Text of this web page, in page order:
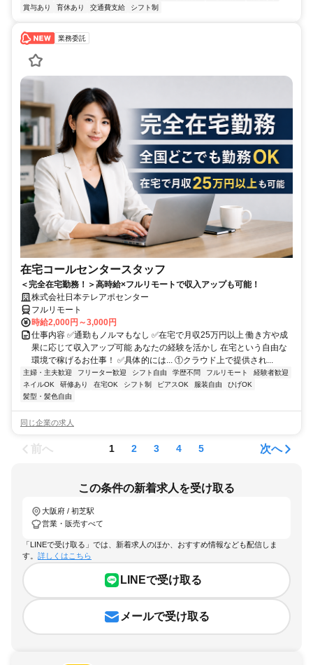
賞与あり
育休あり 交通費支給 シフト制
業務委託
在宅コールセンタースタッフ
＜完全在宅勤務！＞高時給×フルリモートで収入アップも可能！
株式会社日本テレアポセンター
フルリモート
時給2,000円～3,000円
仕事内容 ✅通勤もノルマもなし ✅在宅で月収25万円以上 働き方や成
果に応じて収入アップ可能 あなたの経験を活かし 在宅という自由な
環境で稼げるお仕事！ ✅具体的には... ①クラウド上で提供され...
主婦・主夫歓迎 フリーター歓迎 シフト自由 学歴不問 フルリモート
経験者歓迎
ネイルOK
研修あり 在宅OK シフト制 ピアスOK 服装自由
ひげOK
髪型・髪色自由
同じ企業の求人
前へ 1 2 3 4 5 次へ
この条件の新着求人を受け取る
大阪府 / 初芝駅
営業・販売すべて
「LINEで受け取る」では、新着求人のほか、おすすめ情報なども配信しま
す。 詳しくはこちら
LINEで受け取る
メールで受け取る